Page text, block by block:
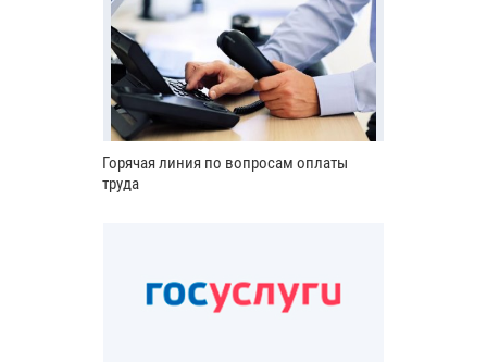
Горячая линия по вопросам оплаты
труда